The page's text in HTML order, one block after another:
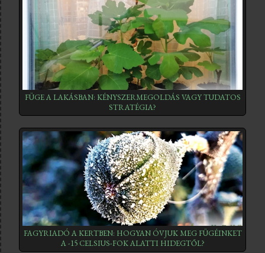
FÜGE A LAKÁSBAN: KÉNYSZERMEGOLDÁS VAGY TUDATOS
STRATÉGIA?
FAGYRIADÓ A KERTBEN: HOGYAN ÓVJUK MEG FÜGÉINKET
A -15 CELSIUS-FOK ALATTI HIDEGTŐL?